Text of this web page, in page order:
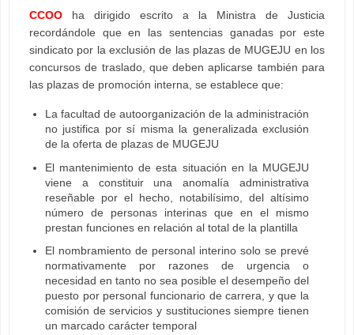
CCOO ha dirigido escrito a la Ministra de Justicia
recordándole que en las sentencias ganadas por este
sindicato por la exclusión de las plazas de MUGEJU en los
concursos de traslado, que deben aplicarse también para
las plazas de promoción interna, se establece que:
La facultad de autoorganización de la administración
no justifica por sí misma la generalizada exclusión
de la oferta de plazas de MUGEJU
El mantenimiento de esta situación en la MUGEJU
viene a constituir una anomalía administrativa
reseñable por el hecho, notabilísimo, del altísimo
número de personas interinas que en el mismo
prestan funciones en relación al total de la plantilla
El nombramiento de personal interino solo se prevé
normativamente por razones de urgencia o
necesidad en tanto no sea posible el desempeño del
puesto por personal funcionario de carrera, y que la
comisión de servicios y sustituciones siempre tienen
un marcado carácter temporal